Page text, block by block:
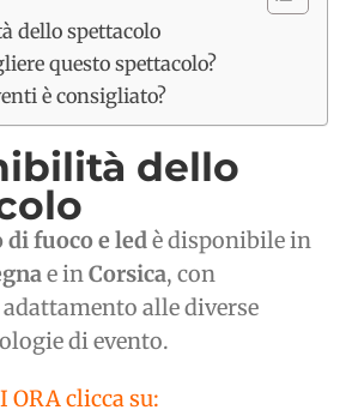
dello spettacolo
questo spettacolo?
è consigliato?
dello
di fuoco e ledè disponibile in
e inCorsica, con
alle diverse
di evento.
ORA clicca su: